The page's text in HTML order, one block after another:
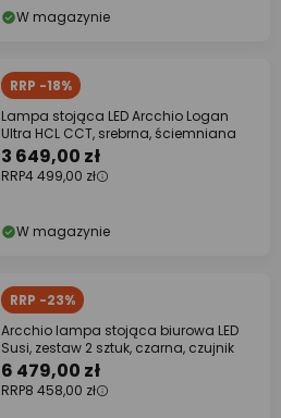
W magazynie
RRP -18%
Lampa stojąca LED Arcchio Logan
Ultra HCL CCT, srebrna, ściemniana
3 649,00 zł
RRP4 499,00 zł
W magazynie
RRP -23%
Arcchio lampa stojąca biurowa LED
Susi, zestaw 2 sztuk, czarna, czujnik
6 479,00 zł
RRP8 458,00 zł